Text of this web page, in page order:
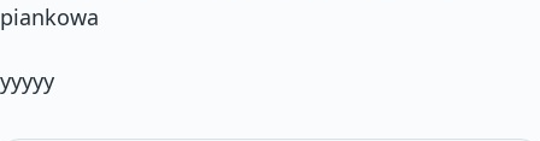
piankowa
yyyyy